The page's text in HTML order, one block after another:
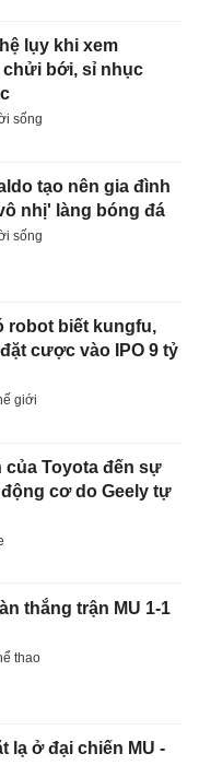
lụy khi xem
chửi bới, sỉ nhục
sống
tạo nên gia đình
nhị' làng bóng đá
sống
robot biết kungfu,
cược vào IPO 9 tỷ
giới
của Toyota đến sự
cơ do Geely tự
thắng trận MU 1-1
thao
lạ ở đại chiến MU -